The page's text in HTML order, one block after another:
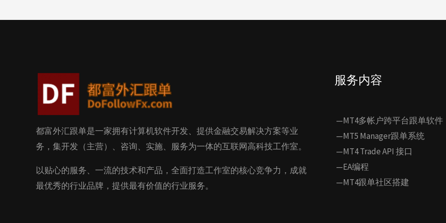
都富外汇跟单是一家拥有计算机软件开发、提供金融交易解决方案等业
务，集开发（主营）、咨询、实施、服务为一体的互联网高科技工作室。
以贴心的服务、一流的技术和产品，全面打造工作室的核心竞争力，成就
最优秀的行业品牌，提供最有价值的行业服务。
服务内容
—MT4多帐户跨平台跟单软件
—MT5 Manager跟单系统
—MT4 Trade API 接口
—EA编程
—MT4跟单社区搭建